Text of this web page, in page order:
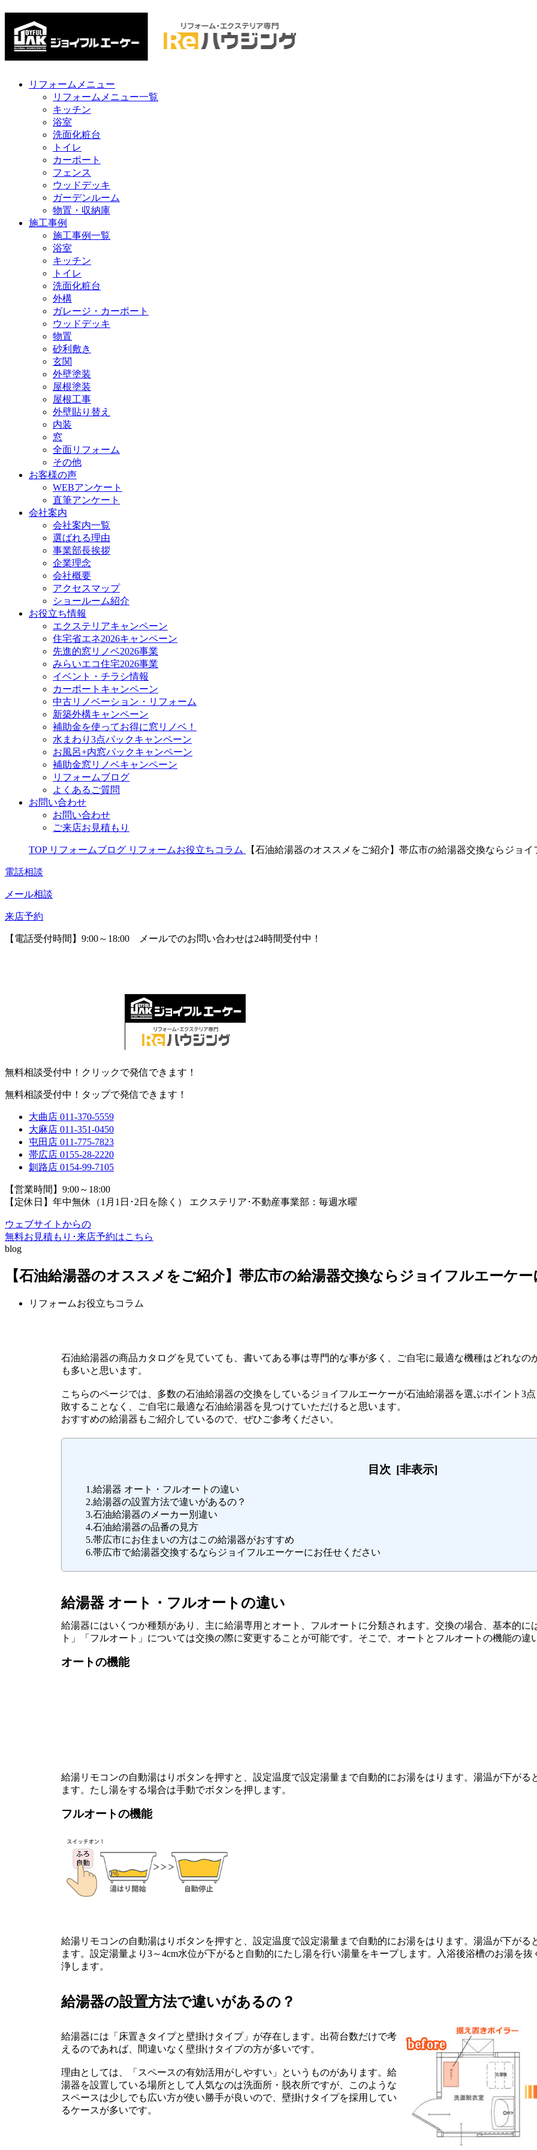
リフォームメニュー
リフォームメニュー一覧
キッチン
浴室
洗面化粧台
トイレ
カーポート
フェンス
ウッドデッキ
ガーデンルーム
物置・収納庫
施工事例
施工事例一覧
浴室
キッチン
トイレ
洗面化粧台
外構
ガレージ・カーポート
ウッドデッキ
物置
砂利敷き
玄関
外壁塗装
屋根塗装
屋根工事
外壁貼り替え
内装
窓
全面リフォーム
その他
お客様の声
WEBアンケート
直筆アンケート
会社案内
会社案内一覧
選ばれる理由
事業部長挨拶
企業理念
会社概要
アクセスマップ
ショールーム紹介
お役立ち情報
エクステリアキャンペーン
住宅省エネ2026キャンペーン
先進的窓リノベ2026事業
みらいエコ住宅2026事業
イベント・チラシ情報
カーポートキャンペーン
中古リノベーション・リフォーム
新築外構キャンペーン
補助金を使ってお得に窓リノベ！
水まわり3点パックキャンペーン
お風呂+内窓パックキャンペーン
補助金窓リノベキャンペーン
リフォームブログ
よくあるご質問
お問い合わせ
お問い合わせ
ご来店お見積もり
TOP リフォームブログ リフォームお役立ちコラム 【石油給湯器のオススメをご紹介】帯広市の給湯器交換ならジョ
電話相談
メール相談
来店予約
【電話受付時間】9:00～18:00 メールでのお問い合わせは24時間受付中！
無料相談受付中！クリックで発信できます！
無料相談受付中！タップで発信できます！
大曲店 011-370-5559
大麻店 011-351-0450
屯田店 011-775-7823
帯広店 0155-28-2220
釧路店 0154-99-7105
【営業時間】9:00～18:00
【定休日】年中無休（1月1日･2日を除く） エクステリア･不動産事業部：毎週水曜
ウェブサイトからの
無料お見積もり･来店予約はこちら
blog
【石油給湯器のオススメをご紹介】帯広市の給湯器交換ならジョイフルエーケ
リフォームお役立ちコラム
石油給湯器の商品カタログを見ていても、書いてある事は専門的な事が多く、ご自宅に最適な機種はどれな
も多いと思います。
こちらのページでは、多数の石油給湯器の交換をしているジョイフルエーケーが石油給湯器を選ぶポイント3
敗することなく、ご自宅に最適な石油給湯器を見つけていただけると思います。
おすすめの給湯器もご紹介しているので、ぜひご参考ください。
目次
1.給湯器 オート・フルオートの違い
2.給湯器の設置方法で違いがあるの？
3.石油給湯器のメーカー別違い
4.石油給湯器の品番の見方
5.帯広市にお住まいの方はこの給湯器がおすすめ
6.帯広市で給湯器交換するならジョイフルエーケーにお任せください
給湯器 オート・フルオートの違い
給湯器にはいくつか種類があり、主に給湯専用とオート、フルオートに分類されます。交換の場合、基本的
ト」「フルオート」については交換の際に変更することが可能です。そこで、オートとフルオートの機能の違
オートの機能
給湯リモコンの自動湯はりボタンを押すと、設定温度で設定湯量まで自動的にお湯をはります。湯温が下が
ます。たし湯をする場合は手動でボタンを押します。
フルオートの機能
給湯リモコンの自動湯はりボタンを押すと、設定温度で設定湯量まで自動的にお湯をはります。湯温が下が
ます。設定湯量より3～4cm水位が下がると自動的にたし湯を行い湯量をキープします。入浴後浴槽のお湯を
浄します。
給湯器の設置方法で違いがあるの？
給湯器には「床置きタイプと壁掛けタイプ」が存在します。出荷台数だけで考
えるのであれば、間違いなく壁掛けタイプの方が多いです。
理由としては、「スペースの有効活用がしやすい」というものがあります。給
湯器を設置している場所として人気なのは洗面所・脱衣所ですが、このような
スペースは少しでも広い方が使い勝手が良いので、壁掛けタイプを採用してい
るケースが多いです。